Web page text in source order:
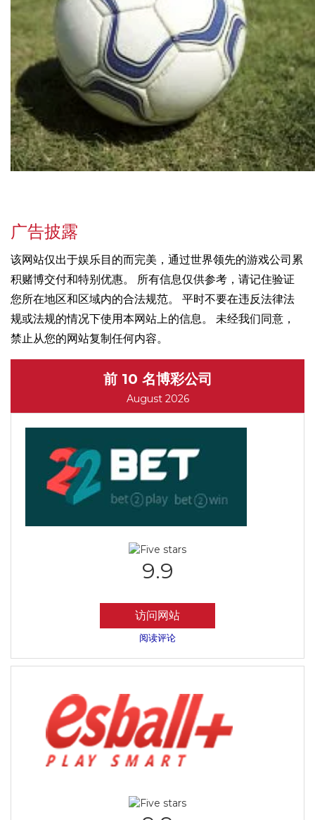
广告披露
该网站仅出于娱乐目的而完美，通过世界领先的游戏公司累
积赌博交付和特别优惠。 所有信息仅供参考，请记住验证
您所在地区和区域内的合法规范。 平时不要在违反法律法
规或法规的情况下使用本网站上的信息。 未经我们同意，
禁止从您的网站复制任何内容。
前 10 名博彩公司
August 2026
9.9
访问网站
阅读评论